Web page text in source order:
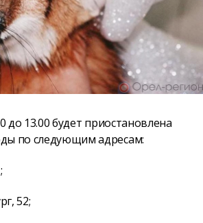
до 13.00 будет приостановлена
по следующим адресам:
52;